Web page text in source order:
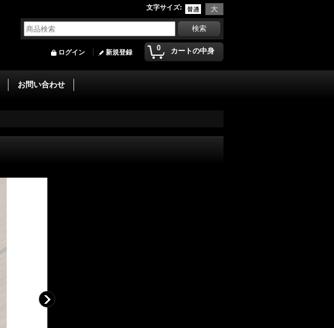
文字サイズ:
0 カートの中身
ログイン 新規登録
お問い合わせ